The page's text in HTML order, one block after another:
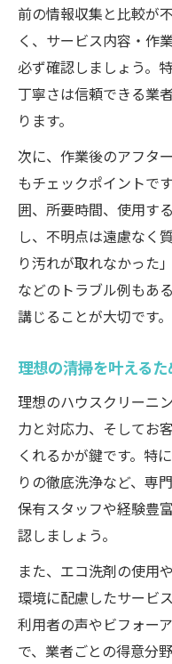
岡山市南区郡
現場対応の丁
資格保有や保
ト
前の情報収集と比較が
く、サービス内容・作
必ず確認しましょう。
丁寧さは信頼できる業
ります。
次に、作業後のアフタ
もチェックポイントで
囲、所要時間、使用す
し、不明点は遠慮なく
り汚れが取れなかった
などのトラブル例もあ
講じることが大切です。
理想の清掃を叶える
理想のハウスクリーニ
力と対応力、そしてお
くれるかが鍵です。特
りの徹底洗浄など、専
保有スタッフや経験豊
認しましょう。
また、エコ洗剤の使用
環境に配慮したサービ
利用者の声やビフォー
で、業者ごとの得意分